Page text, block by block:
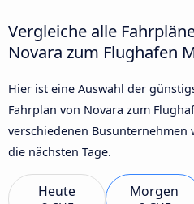
Vergleiche alle
Novara zum Flughafen
Hier ist eine Auswahl der
Fahrplan von Novara zum
verschiedenen Busunternehmen
die nächsten Tage.
Heute Morgen